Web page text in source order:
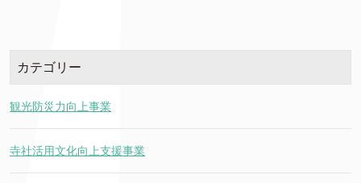
カテゴリー
観光防災力向上事業
寺社活用文化向上支援事業